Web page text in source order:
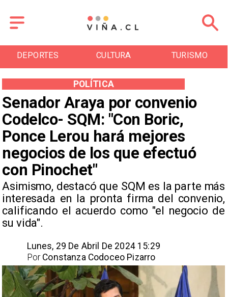
DEPORTES CULTURA TURISMO
Senador Araya por convenio
Codelco- SQM: "Con Boric,
Ponce Lerou hará mejores
negocios de los que efectuó
con Pinochet"
Asimismo, destacó que SQM es la parte más
interesada en la pronta firma del convenio,
calificando el acuerdo como "el negocio de
su vida".
POLÍTICA
Lunes, 29 De Abril De 2024 15:29
Constanza Codoceo Pizarro
Por